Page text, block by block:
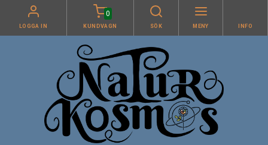
LOGGA IN
0
KUNDVAGN SÖK MENY INFO